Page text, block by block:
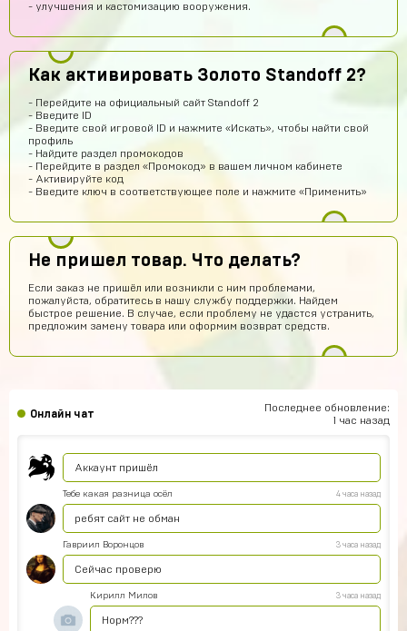
- улучшения и кастомизацию вооружения.
Как активировать Золото Standoff 2?
- Перейдите на официальный сайт Standoff 2
- Введите ID
- Введите свой игровой ID и нажмите «Искать», чтобы найти свой
профиль
- Найдите раздел промокодов
- Перейдите в раздел «Промокод» в вашем личном кабинете
- Активируйте код
- Введите ключ в соответствующее поле и нажмите «Применить»
Не пришел товар. Что делать?
Если заказ не пришёл или возникли с ним проблемами,
пожалуйста, обратитесь в нашу службу поддержки. Найдем
быстрое решение. В случае, если проблему не удастся устранить,
предложим замену товара или оформим возврат средств.
Онлайн чат
Последнее обновление:
1 час назад
ГК
Гоша Кемертелидзе
Я хз насчёт сайта. Куплю аккаунт и напишу ещё раз
DA
Daniel Abazov 11 часов назад
куплю
Алексей Санкин 11 часов назад
норм сайт
Hesen Baqiri
Норм
Юрий Маслов
Михаил Федоров заходи в игру под этим логином и
здарова
Аккаунт пришёл
Тебе какая разница осёл 4 часа назад
ребят сайт не обман
Гавриил Воронцов 3 часа назад
Сейчас проверю
Кирилл Милов 3 часа назад
Норм???